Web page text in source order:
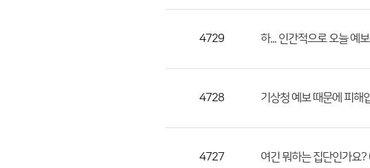
4729 하... 인간적으로 오늘 예
4728 기상청 예보 때문에 피해
4727 여긴 뭐하는 집단인가요?